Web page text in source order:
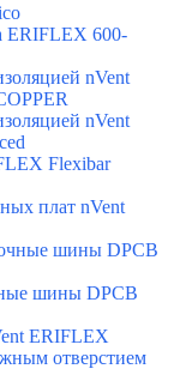
ERIFLEX 600-
nVent
nVent
Flexibar
плат nVent
шины DPCB
шины DPCB
ERIFLEX
отверстием